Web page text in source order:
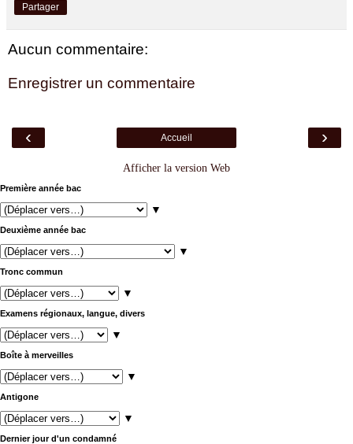
Partager
Aucun commentaire:
Enregistrer un commentaire
‹ ›
Accueil
Afficher la version Web
Première année bac
▼
Deuxième année bac
▼
Tronc commun
▼
Examens régionaux, langue, divers
▼
Boîte à merveilles
▼
Antigone
▼
Dernier jour d'un condamné